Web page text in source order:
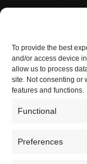
To provide the best
and/or access device
allow us to process
site. Not consenting or
features and functions.
Functional
Preferences
Saradnja